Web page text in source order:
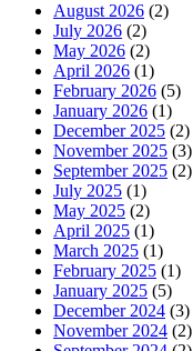
August 2026 (2)
July 2026 (2)
May 2026 (2)
April 2026 (1)
February 2026 (5)
January 2026 (1)
December 2025 (2)
November 2025 (3)
September 2025 (2)
July 2025 (1)
May 2025 (2)
April 2025 (1)
March 2025 (1)
February 2025 (1)
January 2025 (5)
December 2024 (3)
November 2024 (2)